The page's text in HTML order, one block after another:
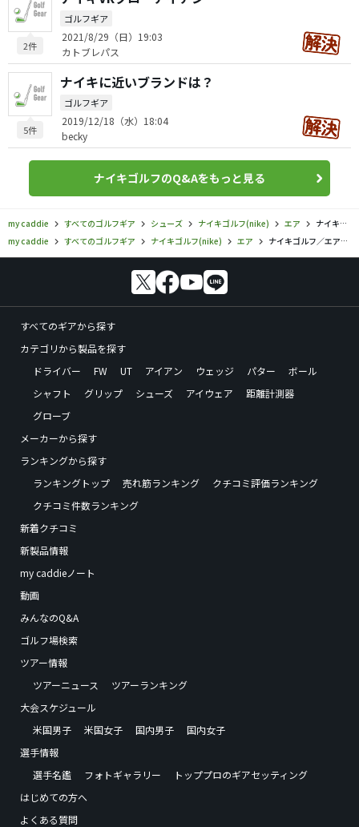
2件
ゴルフギア
2021/8/29（日）19:03
カトブレパス
5件
ナイキに近いブランドは？
ゴルフギア
2019/12/18（水）18:04
becky
ナイキゴルフのQ&Aをもっと見る
my caddie すべてのゴルフギア シューズ ナイキゴルフ(nike) エア
ナイキゴルフ／エア／ナイキ エア レート ゴルフシューズの口コミ評価
my caddie
すべてのゴルフギア ナイキゴルフ(nike) エア ナイキゴルフ／エア／ナイキ エア レート ゴルフシューズの口コミ評価
すべてのギアから探す
カテゴリから製品を探す
ドライバー
FW UT アイアン ウェッジ パター
ボール
シャフト
グリップ シューズ アイウェア
距離計測器
グローブ
メーカーから探す
ランキングから探す
ランキングトップ
売れ筋ランキング
クチコミ評価ランキング
クチコミ件数ランキング
新着クチコミ
新製品情報
my caddieノート
動画
みんなのQ&A
ゴルフ場検索
ツアー情報
ツアーニュース
ツアーランキング
大会スケジュール
米国男子
米国女子 国内男子
国内女子
選手情報
選手名鑑
フォトギャラリー
トッププロのギアセッティング
はじめての方へ
よくある質問